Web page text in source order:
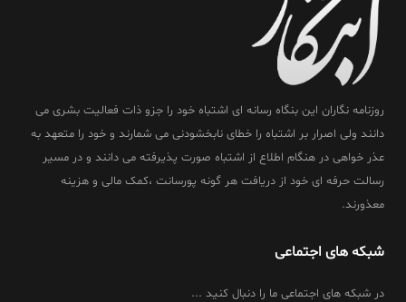
روزنامه نگاران این بنگاه رسانه ای اشتباه خود را جزو ذات فعالیت بشری می
دانند ولی اصرار بر اشتباه را خطای نابخشودنی می شمارند و خود را متعهد به
عذر خواهی در هنگام اطلاع از اشتباه صورت پذیرفته می دانند و در مسیر
رسالت حرفه ای خود از دریافت هر گونه پورسانت ،کمک مالی و هزینه
معذورند.
شبکه های اجتماعی
در شبکه های اجتماعی ما را دنبال کنید ...